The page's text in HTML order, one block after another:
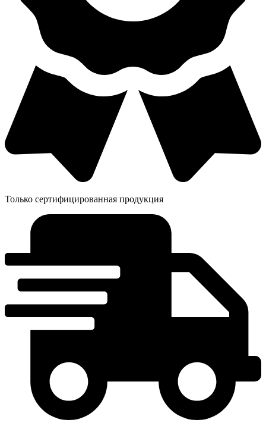
Только сертифицированная продукция